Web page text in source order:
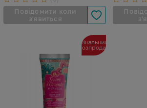
Фінальний
розпродаж